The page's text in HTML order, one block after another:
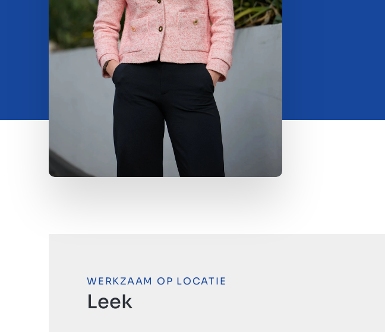
Investeren
Insights
Over ons
WERKZAAM OP LOCATIE
Leek